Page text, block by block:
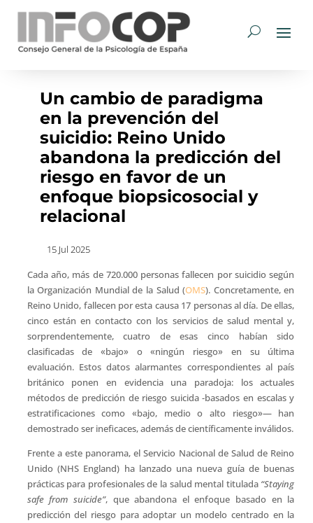
Un cambio de paradigma
en la prevención del
suicidio: Reino Unido
abandona la predicción del
riesgo en favor de un
enfoque biopsicosocial y
relacional
15 Jul 2025
Cada año, más de 720.000 personas fallecen por suicidio según
la Organización Mundial de la Salud (OMS). Concretamente, en
Reino Unido, fallecen por esta causa 17 personas al día. De ellas,
cinco están en contacto con los servicios de salud mental y,
sorprendentemente, cuatro de esas cinco habían sido
clasificadas de «bajo» o «ningún riesgo» en su última
evaluación. Estos datos alarmantes correspondientes al país
británico ponen en evidencia una paradoja: los actuales
métodos de predicción de riesgo suicida -basados en escalas y
estratificaciones como «bajo, medio o alto riesgo»— han
demostrado ser ineficaces, además de científicamente inválidos.
Frente a este panorama, el Servicio Nacional de Salud de Reino
Unido (NHS England) ha lanzado una nueva guía de buenas
prácticas para profesionales de la salud mental titulada “Staying
safe from suicide”, que abandona el enfoque basado en la
predicción del riesgo para adoptar un modelo centrado en la